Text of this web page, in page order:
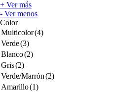
+ Ver más
- Ver menos
Color
Multicolor(4)
Verde(3)
Blanco(2)
Gris(2)
Verde/Marrón(2)
Amarillo(1)